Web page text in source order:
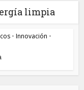
limpia
• Innovación •